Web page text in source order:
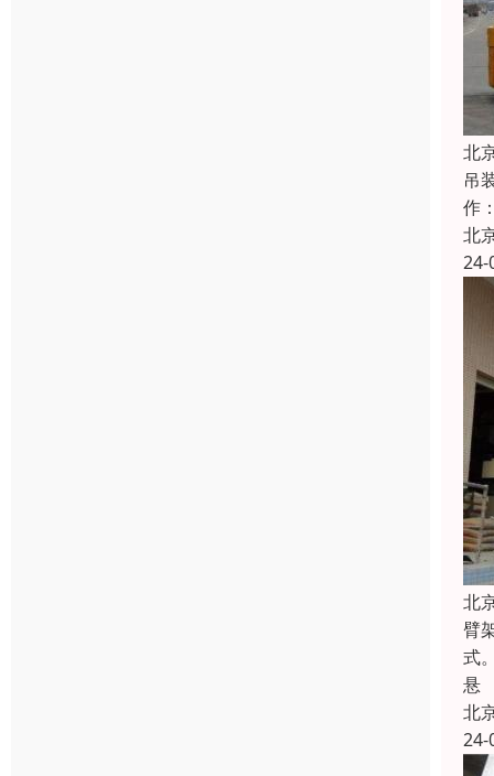
北
吊
作
北
24-
北
臂
式
悬
北
24-